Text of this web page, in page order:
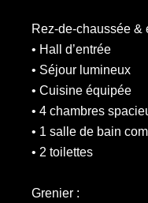
Rez-de-chaussée &
• Hall d’entrée
• Séjour lumineux
• Cuisine équipée
• 4 chambres
• 1 salle de bain
• 2 toilettes
Grenier :